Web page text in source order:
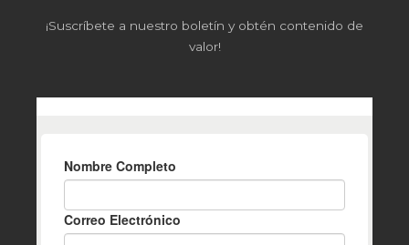
¡Suscríbete a nuestro boletín y obtén contenido de
valor!